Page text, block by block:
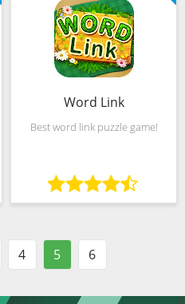
Word Link
Best word link puzzle game!
4 5 6